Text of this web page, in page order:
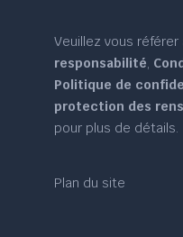
Veuillez vous
responsabilité,
Politique de
protection des
pour plus de détails.
Plan du site